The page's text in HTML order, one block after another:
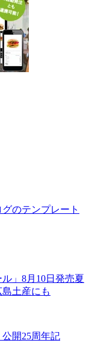
のテンプレート
」8月10日発売夏
土産にも
開25周年記